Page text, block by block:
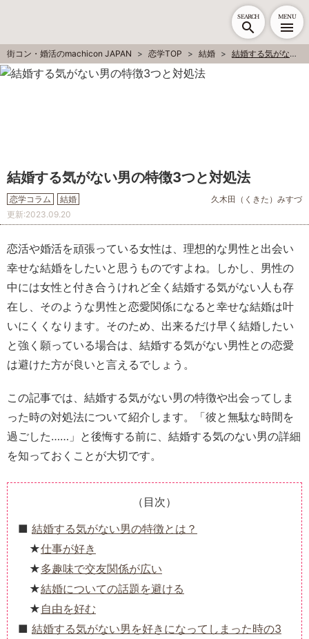
SEARCH MENU
街コン・婚活のmachicon JAPAN 恋学TOP 結婚 結婚する気がない男の特徴3つと対処法
結婚する気がない男の特徴3つと対処法
恋学コラム 結婚
久木田（くきた）みすづ
更新:2023.09.20
恋活や婚活を頑張っている女性は、理想的な男性と出会い
幸せな結婚をしたいと思うものですよね。しかし、男性の
中には女性と付き合うけれど全く結婚する気がない人も存
在し、そのような男性と恋愛関係になると幸せな結婚は叶
いにくくなります。そのため、出来るだけ早く結婚したい
と強く願っている場合は、結婚する気がない男性との恋愛
は避けた方が良いと言えるでしょう。
この記事では、結婚する気がない男の特徴や出会ってしま
った時の対処法について紹介します。「彼と無駄な時間を
過ごした……」と後悔する前に、結婚する気のない男の詳細
を知っておくことが大切です。
（目次）
結婚する気がない男の特徴とは？
仕事が好き
多趣味で交友関係が広い
結婚についての話題を避ける
自由を好む
結婚する気がない男を好きになってしまった時の3